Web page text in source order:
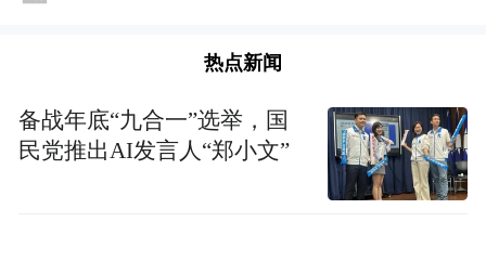
热点新闻
备战年底“九合一”选举，国
民党推出AI发言人“郑小文”